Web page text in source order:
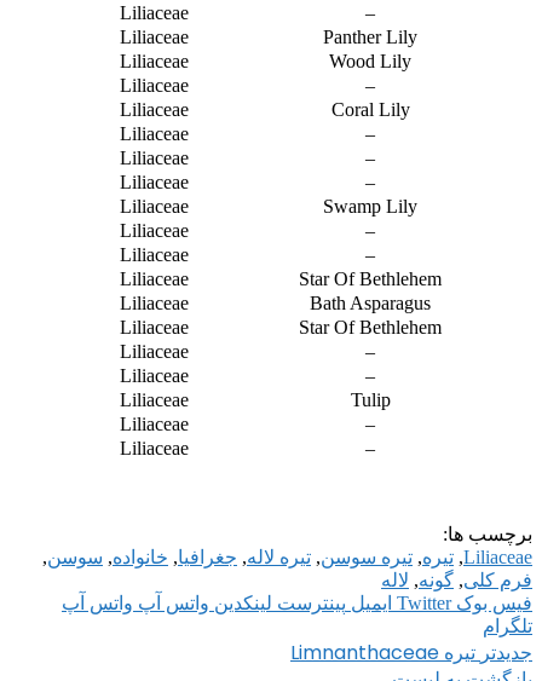
–
Liliaceae
Panther Lily
Liliaceae
Wood Lily
Liliaceae
–
Liliaceae
Coral Lily
Liliaceae
–
Liliaceae
–
Liliaceae
–
Liliaceae
Swamp Lily
Liliaceae
–
Liliaceae
–
Liliaceae
Star Of Bethlehem
Liliaceae
Bath Asparagus
Liliaceae
Star Of Bethlehem
Liliaceae
–
Liliaceae
–
Liliaceae
Tulip
Liliaceae
–
Liliaceae
–
Liliaceae
برچسب ها:
Liliaceae
, تیره, تیره سوسن, تیره لاله, جغرافیا, خانواده, سوسن,
فرم کلی, گونه, لاله
فیس بوک Twitter ایمیل پینترست لینکدین واتس آپ واتس آپ
تلگرام
جدیدتر تیره Limnanthaceae